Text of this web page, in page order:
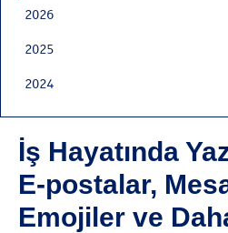
2026
2025
2024
İş Hayatında
E-postalar,
Emojiler ve